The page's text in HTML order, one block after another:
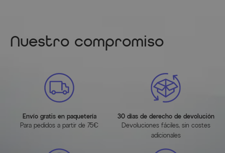
Nuestro compromiso
Envío gratis en paquetería
Para pedidos a partir de 75€
30 días de derecho de devolución
Devoluciones fáciles, sin costes
adicionales